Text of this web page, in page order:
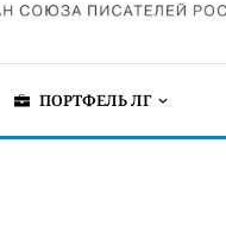
ПОРТФЕЛЬ ЛГ